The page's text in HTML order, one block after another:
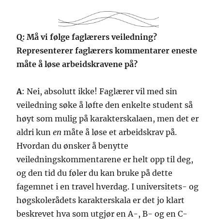
Q: Må vi følge faglærers veiledning?
Representerer faglærers kommentarer eneste
måte å løse arbeidskravene på?
A: Nei, absolutt ikke! Faglærer vil med sin
veiledning søke å løfte den enkelte student så
høyt som mulig på karakterskalaen, men det er
aldri kunen måte å løse et arbeidskrav på.
Hvordan du ønsker å benytte
veiledningskommentarene er helt opp til deg,
og den tid du føler du kan bruke på dette
fagemnet i en travel hverdag. I universitets- og
høgskolerådets karakterskala er det jo klart
beskrevet hva som utgjør en A-, B- og en C-